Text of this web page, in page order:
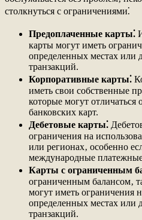
столкнуться с ограничениями⁚
Предоплаченные карты⁚
карты могут иметь
определенных местах или
транзакций.
Корпоративные карты⁚
иметь свои собственные
которые могут
банковских карт.
Дебетовые карты⁚
ограничения на
или регионах‚ особенно
международные
Карты с ограниченным
ограниченным балансом‚
могут иметь ограничения
определенных местах или
транзакций.